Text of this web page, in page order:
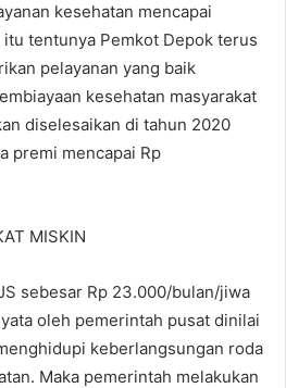
kesehatan mencapai
itu tentunya Pemkot Depok terus
pelayanan yang baik
kesehatan masyarakat
diselesaikan di tahun 2020
premi mencapai Rp
MISKIN
sebesar Rp 23.000/bulan/jiwa
oleh pemerintah pusat dinilai
keberlangsungan roda
Maka pemerintah melakukan